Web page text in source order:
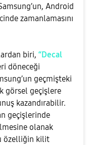
Android
zamanlamasını
biri, “Decal
döneceği
geçmişteki
görsel geçişlere
kazandırabilir.
geçişlerinde
olanak
özelliğin kilit